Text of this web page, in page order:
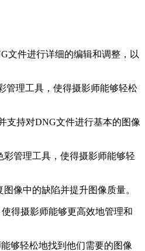
文件进行详细的编辑和调整，以
管理工具，使得摄影师能够轻松
支持对DNG文件进行基本的图像
彩管理工具，使得摄影师能够轻
像中的缺陷并提升图像质量。
得摄影师能够更高效地管理和
够轻松地找到他们需要的图像